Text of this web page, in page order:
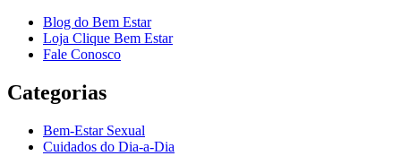
Blog do Bem Estar
Loja Clique Bem Estar
Fale Conosco
Categorias
Bem-Estar Sexual
Cuidados do Dia-a-Dia